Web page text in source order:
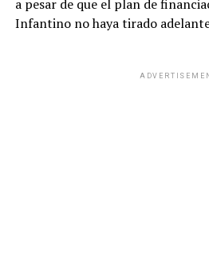
a pesar de que el plan de
Infantino no haya tirado